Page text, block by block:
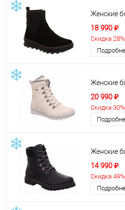
Женские
18 990 ₽
Скидка 28%
Женские
20 990 ₽
Скидка 30%
Женские
14 990 ₽
Скидка 49%